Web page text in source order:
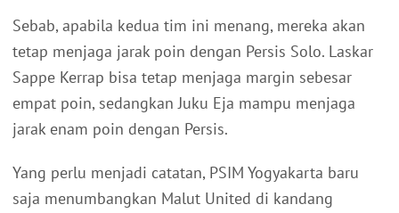
Sebab, apabila kedua tim ini menang, mereka akan
tetap menjaga jarak poin dengan Persis Solo. Laskar
Sappe Kerrap bisa tetap menjaga margin sebesar
empat poin, sedangkan Juku Eja mampu menjaga
jarak enam poin dengan Persis.
Yang perlu menjadi catatan, PSIM Yogyakarta baru
saja menumbangkan Malut United di kandang